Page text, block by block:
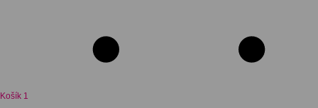
Košík 1